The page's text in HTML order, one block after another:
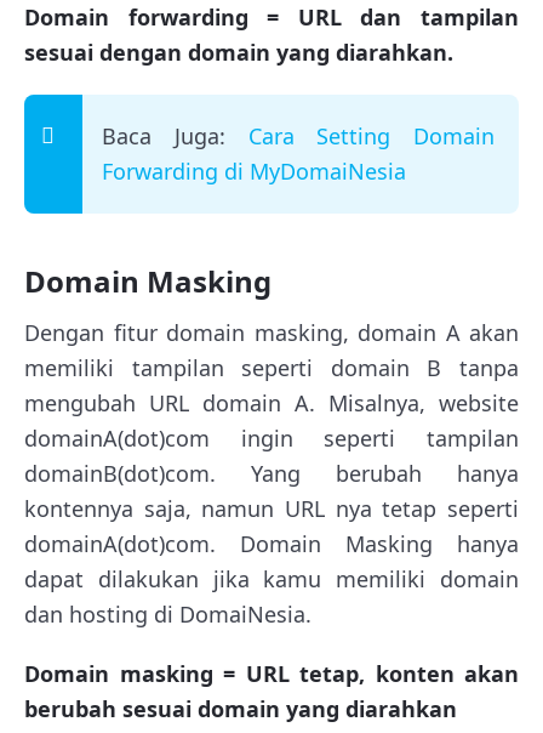
Domain forwarding = URL dan tampilan
sesuai dengan domain yang diarahkan.
Baca Juga: Cara Setting Domain
Forwarding di MyDomaiNesia
Domain Masking
Dengan fitur domain masking, domain A akan
memiliki tampilan seperti domain B tanpa
mengubah URL domain A. Misalnya, website
domainA(dot)com ingin seperti tampilan
domainB(dot)com. Yang berubah hanya
kontennya saja, namun URL nya tetap seperti
domainA(dot)com. Domain Masking hanya
dapat dilakukan jika kamu memiliki domain
dan hosting di DomaiNesia.
Domain masking = URL tetap, konten akan
berubah sesuai domain yang diarahkan